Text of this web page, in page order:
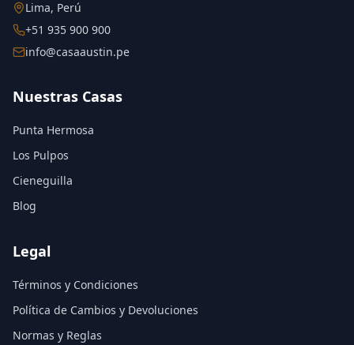
Lima, Perú
+51 935 900 900
info@casaaustin.pe
Nuestras Casas
Punta Hermosa
Los Pulpos
Cieneguilla
Blog
Legal
Términos y Condiciones
Política de Cambios y Devoluciones
Normas y Reglas